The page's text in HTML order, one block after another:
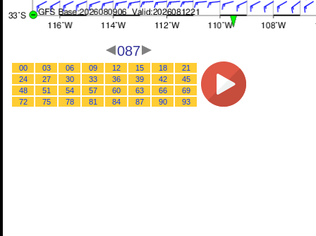
087
00 03 06 09 12 15 18
21
24
27 30 33 36 39 42
45
48
51 54 57 60 63 66
69
72
75 78 81 84 87 90 93